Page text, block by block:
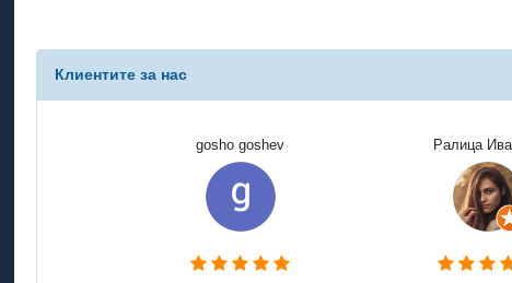
Клиентите за нас
gosho goshev Ралица